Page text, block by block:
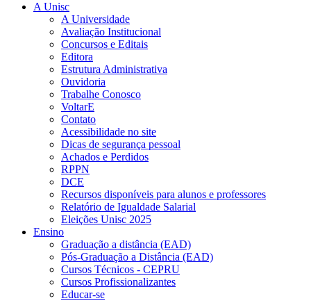
A Unisc
A Universidade
Avaliação Institucional
Concursos e Editais
Editora
Estrutura Administrativa
Ouvidoria
Trabalhe Conosco
VoltarE
Contato
Acessibilidade no site
Dicas de segurança pessoal
Achados e Perdidos
RPPN
DCE
Recursos disponíveis para alunos e professores
Relatório de Igualdade Salarial
Eleições Unisc 2025
Ensino
Graduação a distância (EAD)
Pós-Graduação a Distância (EAD)
Cursos Técnicos - CEPRU
Cursos Profissionalizantes
Educar-se